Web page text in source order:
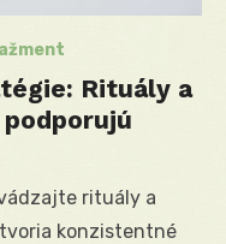
Rituály a
rituály a
konzistentné